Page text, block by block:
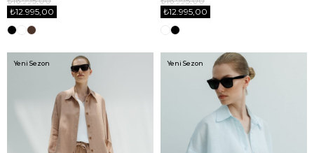
₺12.995,00 ₺12.995,00
Yeni Sezon Yeni Sezon